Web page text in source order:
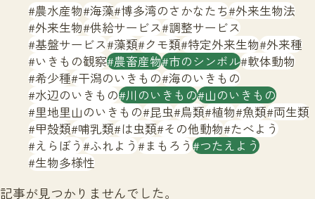
生物多様性ふくおかウェブセンターとは
サイトマップ
農水産物 海藻 博多湾のさかなたち 外来生物法
外来生物 供給サービス 調整サービス
基盤サービス 藻類 クモ類 特定外来生物 外来種
いきもの観察 農畜産物 市のシンボル 軟体動物
希少種 干潟のいきもの 海のいきもの
水辺のいきもの 川のいきもの 山のいきもの
里地里山のいきもの 昆虫 鳥類 植物 魚類 両生類
甲殻類 哺乳類 は虫類 その他動物 たべよう
えらぼう ふれよう まもろう つたえよう
生物多様性
記事が見つかりませんでした。